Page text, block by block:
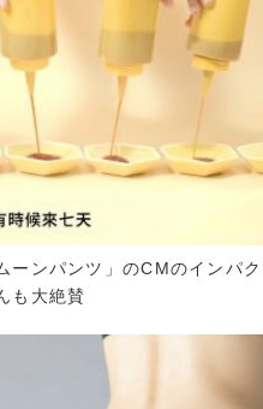
ーンパンツ」のCMのインパ
も大絶賛